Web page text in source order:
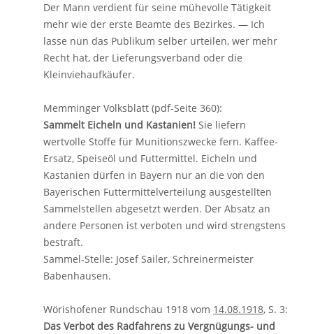
Der Mann verdient für seine mühevolle Tätigkeit
mehr wie der erste Beamte des Bezirkes. — Ich
lasse nun das Publikum selber urteilen, wer mehr
Recht hat, der Lieferungsverband oder die
Kleinviehaufkäufer.
Memminger Volksblatt (pdf-Seite 360):
Sammelt Eicheln und Kastanien! Sie liefern
wertvolle Stoffe für Munitionszwecke fern. Kaffee-
Ersatz, Speiseöl und Futtermittel. Eicheln und
Kastanien dürfen in Bayern nur an die von den
Bayerischen Futtermittelverteilung ausgestellten
Sammelstellen abgesetzt werden. Der Absatz an
andere Personen ist verboten und wird strengstens
bestraft.
Sammel-Stelle: Josef Sailer, Schreinermeister
Babenhausen.
Wörishofener Rundschau 1918 vom 14.08.1918, S. 3:
Das Verbot des Radfahrens zu Vergnügungs- und